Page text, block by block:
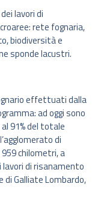
lavori di
rete fognaria,
biodiversità e
sponde lacustri.
effettuati dalla
ad oggi sono
91% del totale
di
chilometri, a
di risanamento
di Galliate Lombardo,